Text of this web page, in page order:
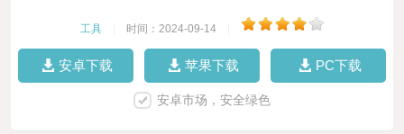
工具 时间：2024-09-14
安卓下载 苹果下载 PC下载
安卓市场，安全绿色